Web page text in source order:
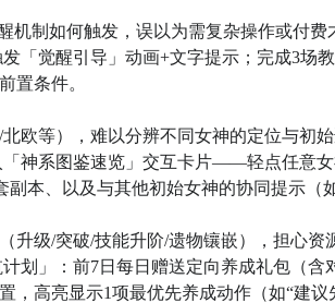
自然能更快爽玩！所以说玩手游上九游，
角色，有手持天平，掌控律法和星辰的希
象都有鲜明特色，十分具有辨识度，且
不值得玩？现在就为大家来简单分析下，
优先下载九游APP）：
承者，在交织着古典雕塑美学与魔幻光影
星辰的希腊命运女神到吟唱卢恩符文、驾
神们华美而强大的神权技能与专属羁绊
的太古灾厄，并在专属于你的“万象圣殿
深度养成与策略博弈的沉浸式女神之旅。
机制如何触发，误以为需复杂操作或付
「觉醒引导」动画+文字提示；完成3场
置条件。
欧等），难以分辨不同女神的定位与初
神系图鉴速览」交互卡片——轻点任意女
副本、以及与其他初始女神的协同提示（
升级/突破/技能升阶/遗物镶嵌），担心资
」：前7日每日赠送定向养成礼包（含
高亮显示1项最优先养成动作（如“建议